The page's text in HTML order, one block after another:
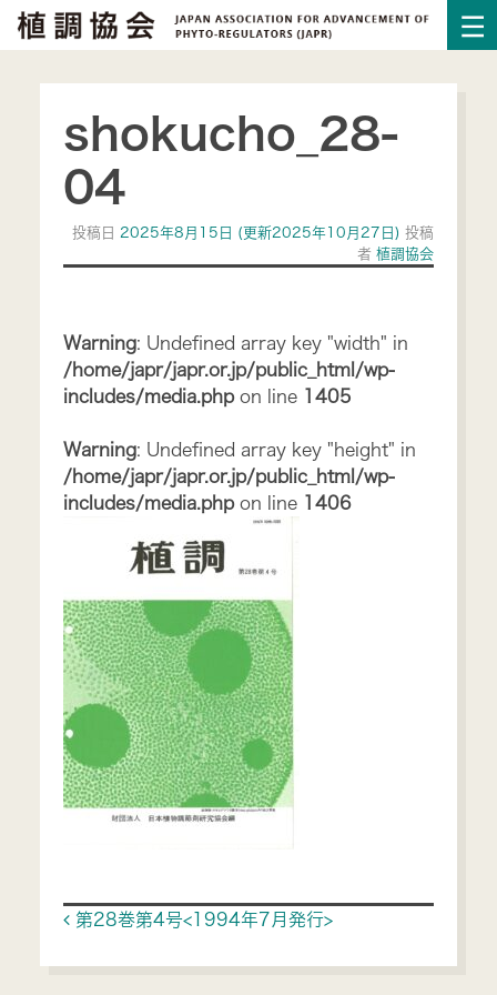
shokucho_28-
04
投稿日 2025年8月15日 (更新2025年10月27日)投稿
者 植調協会
Warning: Undefined array key "width" in
/home/japr/japr.or.jp/public_html/wp-
includes/media.phpon line 1405
Warning: Undefined array key "height" in
/home/japr/japr.or.jp/public_html/wp-
includes/media.phpon line 1406
Post navigation
第28巻第4号<1994年7月発行>